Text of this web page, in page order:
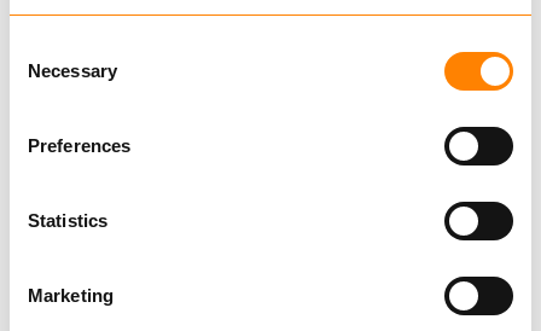
Selection
Necessary
Preferences
Statistics
Marketing
Sammenligne